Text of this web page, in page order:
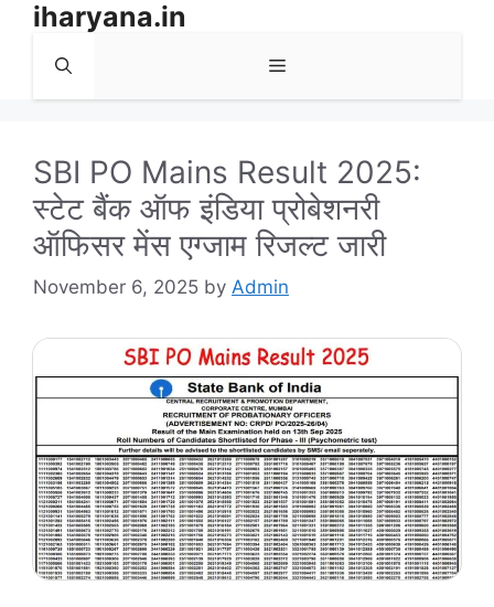
Skip
content
iharyana.in
Menu
SBI PO Mains Result 2025:
स्टेट बैंक ऑफ इंडिया प्रोबेशनरी
ऑफिसर मेंस एग्जाम रिजल्ट जारी
November 6, 2025 by Admin